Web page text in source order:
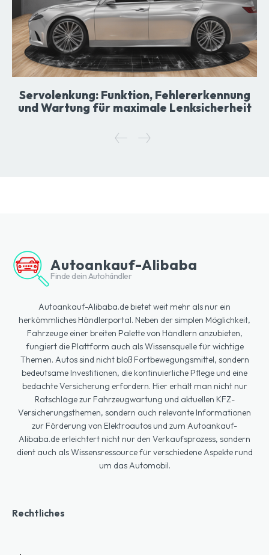
Servolenkung: Funktion, Fehlererkennung
und Wartung für maximale Lenksicherheit
Autoankauf-Alibaba
Finde dein Autohändler
Autoankauf-Alibaba.de bietet weit mehr als nur ein
herkömmliches Händlerportal. Neben der simplen Möglichkeit,
Fahrzeuge einer breiten Palette von Händlern anzubieten,
fungiert die Plattform auch als Wissensquelle für wichtige
Themen. Autos sind nicht bloß Fortbewegungsmittel, sondern
bedeutsame Investitionen, die kontinuierliche Pflege und eine
bedachte Versicherung erfordern. Hier erhält man nicht nur
Ratschläge zur Fahrzeugwartung und aktuellen KFZ-
Versicherungsthemen, sondern auch relevante Informationen
zur Förderung von Elektroautos und zum Autoankauf-
Alibaba.de erleichtert nicht nur den Verkaufsprozess, sondern
dient auch als Wissensressource für verschiedene Aspekte rund
um das Automobil.
Rechtliches